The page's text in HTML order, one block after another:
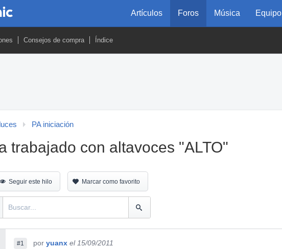
Artículos Foros Música Equipo
Consejos de compra Índice
PA iniciación
trabajado con altavoces "ALTO"
Seguir este hilo Marcar como favorito
#1 por yuanx el 15/09/2011